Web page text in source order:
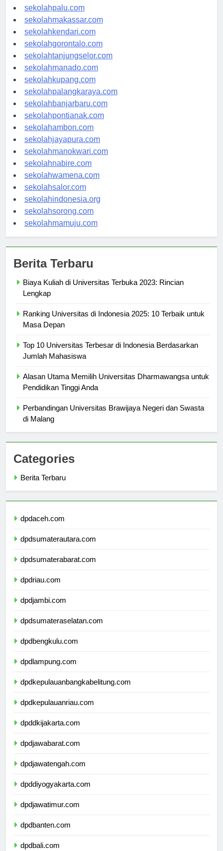
sekolahsurabaya.com
sekolahpalu.com
sekolahmakassar.com
sekolahkendari.com
sekolahgorontalo.com
sekolahtanjungselor.com
sekolahmanado.com
sekolahkupang.com
sekolahpalangkaraya.com
sekolahbanjarbaru.com
sekolahpontianak.com
sekolahambon.com
sekolahjayapura.com
sekolahmanokwari.com
sekolahnabire.com
sekolahwamena.com
sekolahsalor.com
sekolahindonesia.org
sekolahsorong.com
Biaya Kuliah di Universitas Terbuka 2023: Rincian
Ranking Universitas di Indonesia 2025: 10 Terbaik untuk
Top 10 Universitas Terbesar di Indonesia Berdasarkan
Alasan Utama Memilih Universitas Dharmawangsa untuk
Perbandingan Universitas Brawijaya Negeri dan Swasta
Categories